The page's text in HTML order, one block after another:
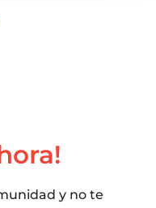
y no te